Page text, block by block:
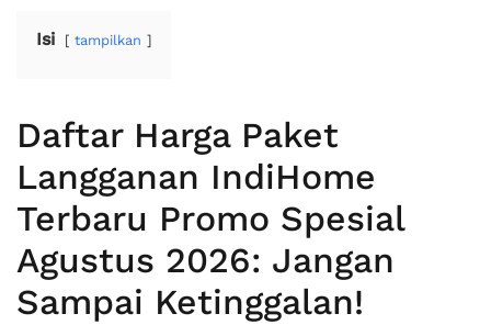
Isi tampilkan
Daftar Harga Paket
Langganan IndiHome
Terbaru Promo Spesial
Agustus 2026: Jangan
Sampai Ketinggalan!